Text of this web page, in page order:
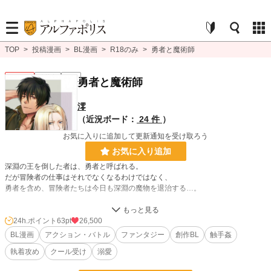
TOP > 投稿漫画 > BL漫画 > R18のみ > 勇者と魔術師
BL R18 連載中 勇者と魔術師
澪
（近況ボード： 24 件 ）
お気に入りに追加して更新通知を受け取ろう
お気に入り追加
深淵の王を倒した者は、勇者と呼ばれる。
だが冒険者の仕事はそれでなくなるわけではなく、
勇者を含め、冒険者たちは今日も深淵の魔物を退治する…。
時代は中世～近代、スチームパンクを含む、ハイファンタジー世界のバトルアク
ションBL漫画です。
勇者×魔術師 R18 異種姦（触手）あります。
魔術師総受けです。
41 位 / 1,406 件
24h.ポイント 63pt
26,500
BL漫画
アクション・バトル ファンタジー 創作BL
触手姦
執着攻め
クール受け 溺愛